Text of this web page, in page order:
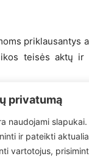
privatumą
naudojami
ir pateikti
vartotojus,
priklausantys
teisės aktų
tautinių